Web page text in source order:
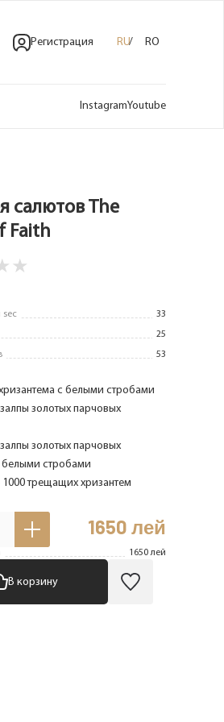
Регистрация RU RO
InstagramYoutube
салютов The
Faith
★
sec 33
25
53
с белыми стробами
золотых парчовых
золотых парчовых
белыми стробами
трещащих хризантем
1650 лей
1650лей
В корзину